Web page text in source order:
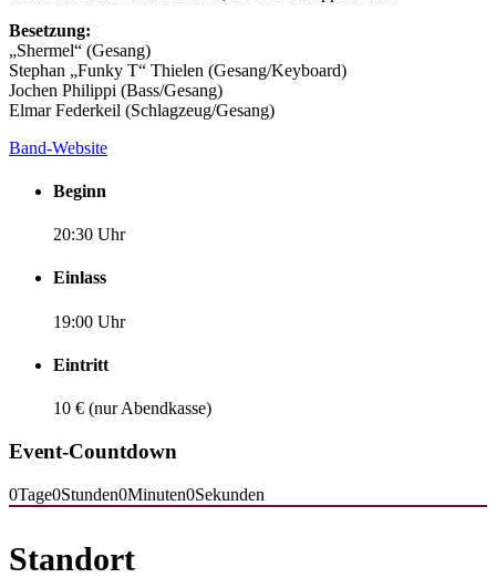
Besetzung:
„Shermel“ (Gesang)
Stephan „Funky T“ Thielen (Gesang/Keyboard)
Jochen Philippi (Bass/Gesang)
Elmar Federkeil (Schlagzeug/Gesang)
Band-Website
Beginn
20:30 Uhr
Einlass
19:00 Uhr
Eintritt
10 € (nur Abendkasse)
Event-Countdown
0Tage0Stunden0Minuten0Sekunden
Standort